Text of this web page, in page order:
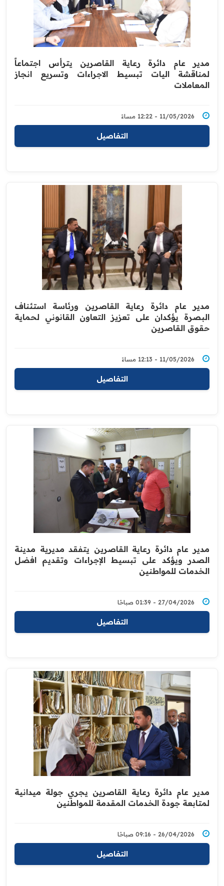
مدير عام دائرة رعاية القاصرين يترأس اجتماعاً
لمناقشة اليات تبسيط الاجراءات وتسريع انجاز
المعاملات
11/05/2026 - 12:22 مساءً
التفاصيل
مدير عام دائرة رعاية القاصرين ورئاسة استئناف
البصرة يؤكدان على تعزيز التعاون القانوني لحماية
حقوق القاصرين
11/05/2026 - 12:13 مساءً
التفاصيل
مدير عام دائرة رعاية القاصرين يتفقد مديرية مدينة
الصدر ويؤكد على تبسيط الإجراءات وتقديم افضل
الخدمات للمواطنين
27/04/2026 - 01:39 صباحًا
التفاصيل
مدير عام دائرة رعاية القاصرين يجري جولة ميدانية
لمتابعة جودة الخدمات المقدمة للمواطنين
26/04/2026 - 09:16 صباحًا
التفاصيل